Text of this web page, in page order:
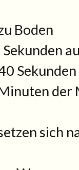
Boden
sich